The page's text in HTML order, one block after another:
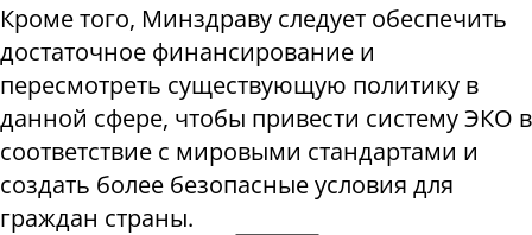
Кроме того, Минздраву следует обеспечить
достаточное финансирование и
пересмотреть существующую политику в
данной сфере, чтобы привести систему ЭКО в
соответствие с мировыми стандартами и
создать более безопасные условия для
граждан страны.